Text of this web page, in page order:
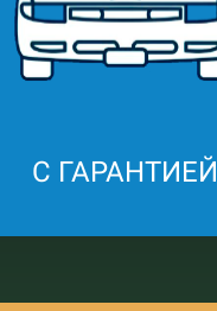
С ГАРАНТИЕЙ